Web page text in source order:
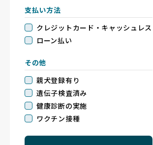
支払い方法
クレジットカード・キャッシュレス
ローン払い
その他
親犬登録有り
遺伝子検査済み
健康診断の実施
ワクチン接種